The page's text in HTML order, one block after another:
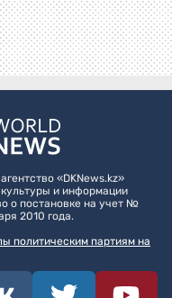
«DKNews.kz»
и информации
о постановке на учет №
2010 года.
политическим партиям на